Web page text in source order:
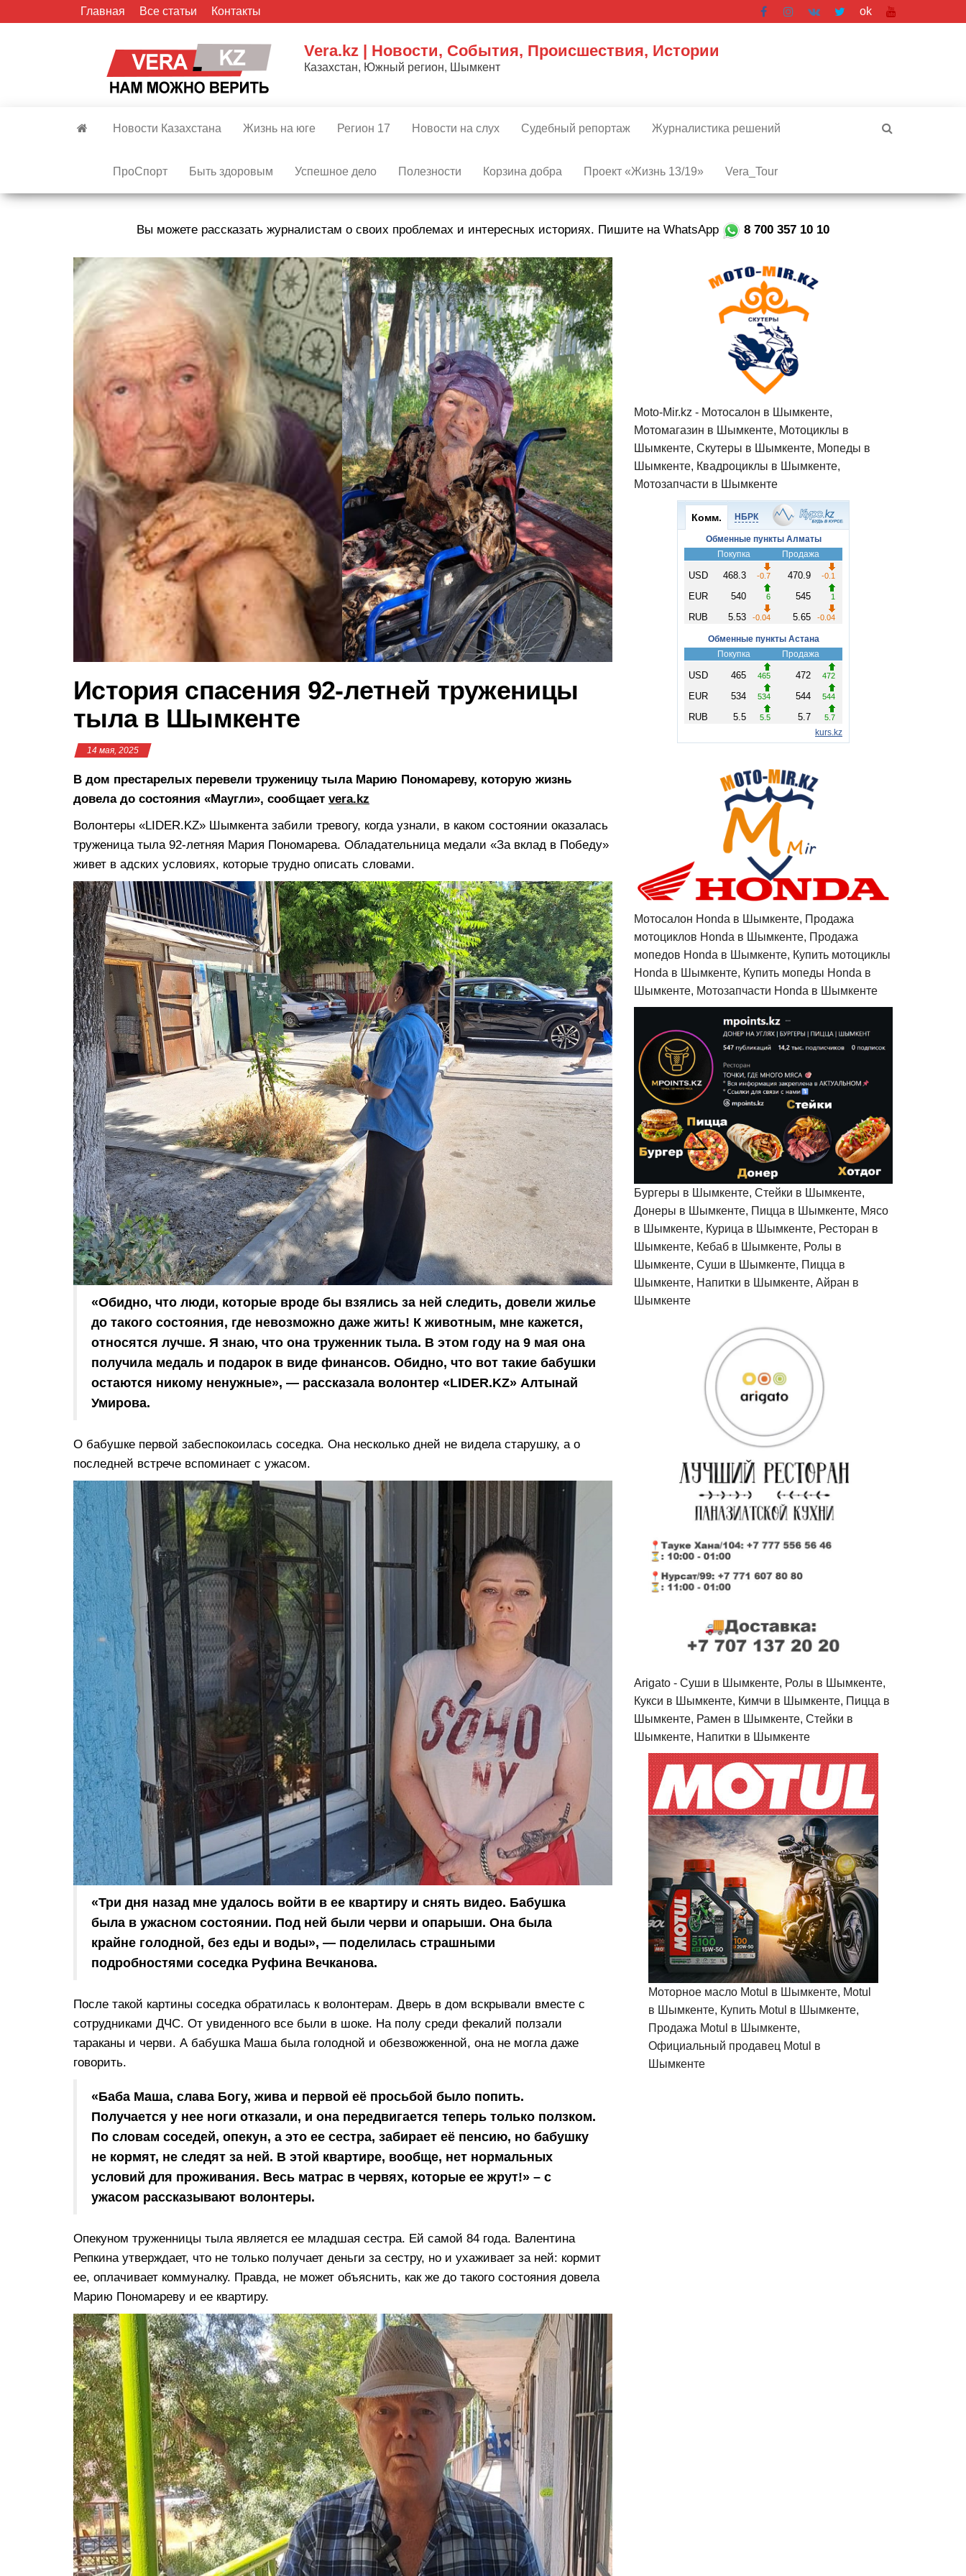
Главная Все статьи Контакты ok
Vera.kz | Новости, События, Происшествия, Истории
Казахстан, Южный регион, Шымкент
Новости Казахстана Жизнь на юге Регион 17 Новости на слух Судебный репортаж Журналистика решений
ПроСпорт Быть здоровым Успешное дело Полезности Корзина добра Проект «Жизнь 13/19» Vera_Tour
Вы можете рассказать журналистам о своих проблемах и интересных историях. Пишите на WhatsApp 8 700 357 10 10
История спасения 92-летней труженицы
тыла в Шымкенте
14 мая, 2025
В дом престарелых перевели труженицу тыла Марию Пономареву, которую жизнь
довела до состояния «Маугли», сообщает vera.kz
Волонтеры «LIDER.KZ» Шымкента забили тревогу, когда узнали, в каком состоянии оказалась
труженица тыла 92-летняя Мария Пономарева. Обладательница медали «За вклад в Победу»
живет в адских условиях, которые трудно описать словами.
«Обидно, что люди, которые вроде бы взялись за ней следить, довели жилье
до такого состояния, где невозможно даже жить! К животным, мне кажется,
относятся лучше. Я знаю, что она труженник тыла. В этом году на 9 мая она
получила медаль и подарок в виде финансов. Обидно, что вот такие бабушки
остаются никому ненужные», — рассказала волонтер «LIDER.KZ» Алтынай
Умирова.
О бабушке первой забеспокоилась соседка. Она несколько дней не видела старушку, а о
последней встрече вспоминает с ужасом.
«Три дня назад мне удалось войти в ее квартиру и снять видео. Бабушка
была в ужасном состоянии. Под ней были черви и опарыши. Она была
крайне голодной, без еды и воды», — поделилась страшными
подробностями соседка Руфина Вечканова.
После такой картины соседка обратилась к волонтерам. Дверь в дом вскрывали вместе с
сотрудниками ДЧС. От увиденного все были в шоке. На полу среди фекалий ползали
тараканы и черви. А бабушка Маша была голодной и обезвожженной, она не могла даже
говорить.
«Баба Маша, слава Богу, жива и первой её просьбой было попить.
Получается у нее ноги отказали, и она передвигается теперь только ползком.
По словам соседей, опекун, а это ее сестра, забирает её пенсию, но бабушку
не кормят, не следят за ней. В этой квартире, вообще, нет нормальных
условий для проживания. Весь матрас в червях, которые ее жрут!» – с
ужасом рассказывают волонтеры.
Опекуном труженницы тыла является ее младшая сестра. Ей самой 84 года. Валентина
Репкина утверждает, что не только получает деньги за сестру, но и ухаживает за ней: кормит
ее, оплачивает коммуналку. Правда, не может объяснить, как же до такого состояния довела
Марию Пономареву и ее квартиру.
Moto-Mir.kz - Мотосалон в Шымкенте,
Мотомагазин в Шымкенте, Мотоциклы в
Шымкенте, Скутеры в Шымкенте, Мопеды в
Шымкенте, Квадроциклы в Шымкенте,
Мотозапчасти в Шымкенте
Мотосалон Honda в Шымкенте, Продажа
мотоциклов Honda в Шымкенте, Продажа
мопедов Honda в Шымкенте, Купить мотоциклы
Honda в Шымкенте, Купить мопеды Honda в
Шымкенте, Мотозапчасти Honda в Шымкенте
Бургеры в Шымкенте, Стейки в Шымкенте,
Донеры в Шымкенте, Пицца в Шымкенте, Мясо
в Шымкенте, Курица в Шымкенте, Ресторан в
Шымкенте, Кебаб в Шымкенте, Ролы в
Шымкенте, Суши в Шымкенте, Пицца в
Шымкенте, Напитки в Шымкенте, Айран в
Шымкенте
Arigato - Cуши в Шымкенте, Ролы в Шымкенте,
Кукси в Шымкенте, Кимчи в Шымкенте, Пицца в
Шымкенте, Рамен в Шымкенте, Стейки в
Шымкенте, Напитки в Шымкенте
Моторное масло Motul в Шымкенте, Motul
в Шымкенте, Купить Motul в Шымкенте,
Продажа Motul в Шымкенте,
Официальный продавец Motul в
Шымкенте